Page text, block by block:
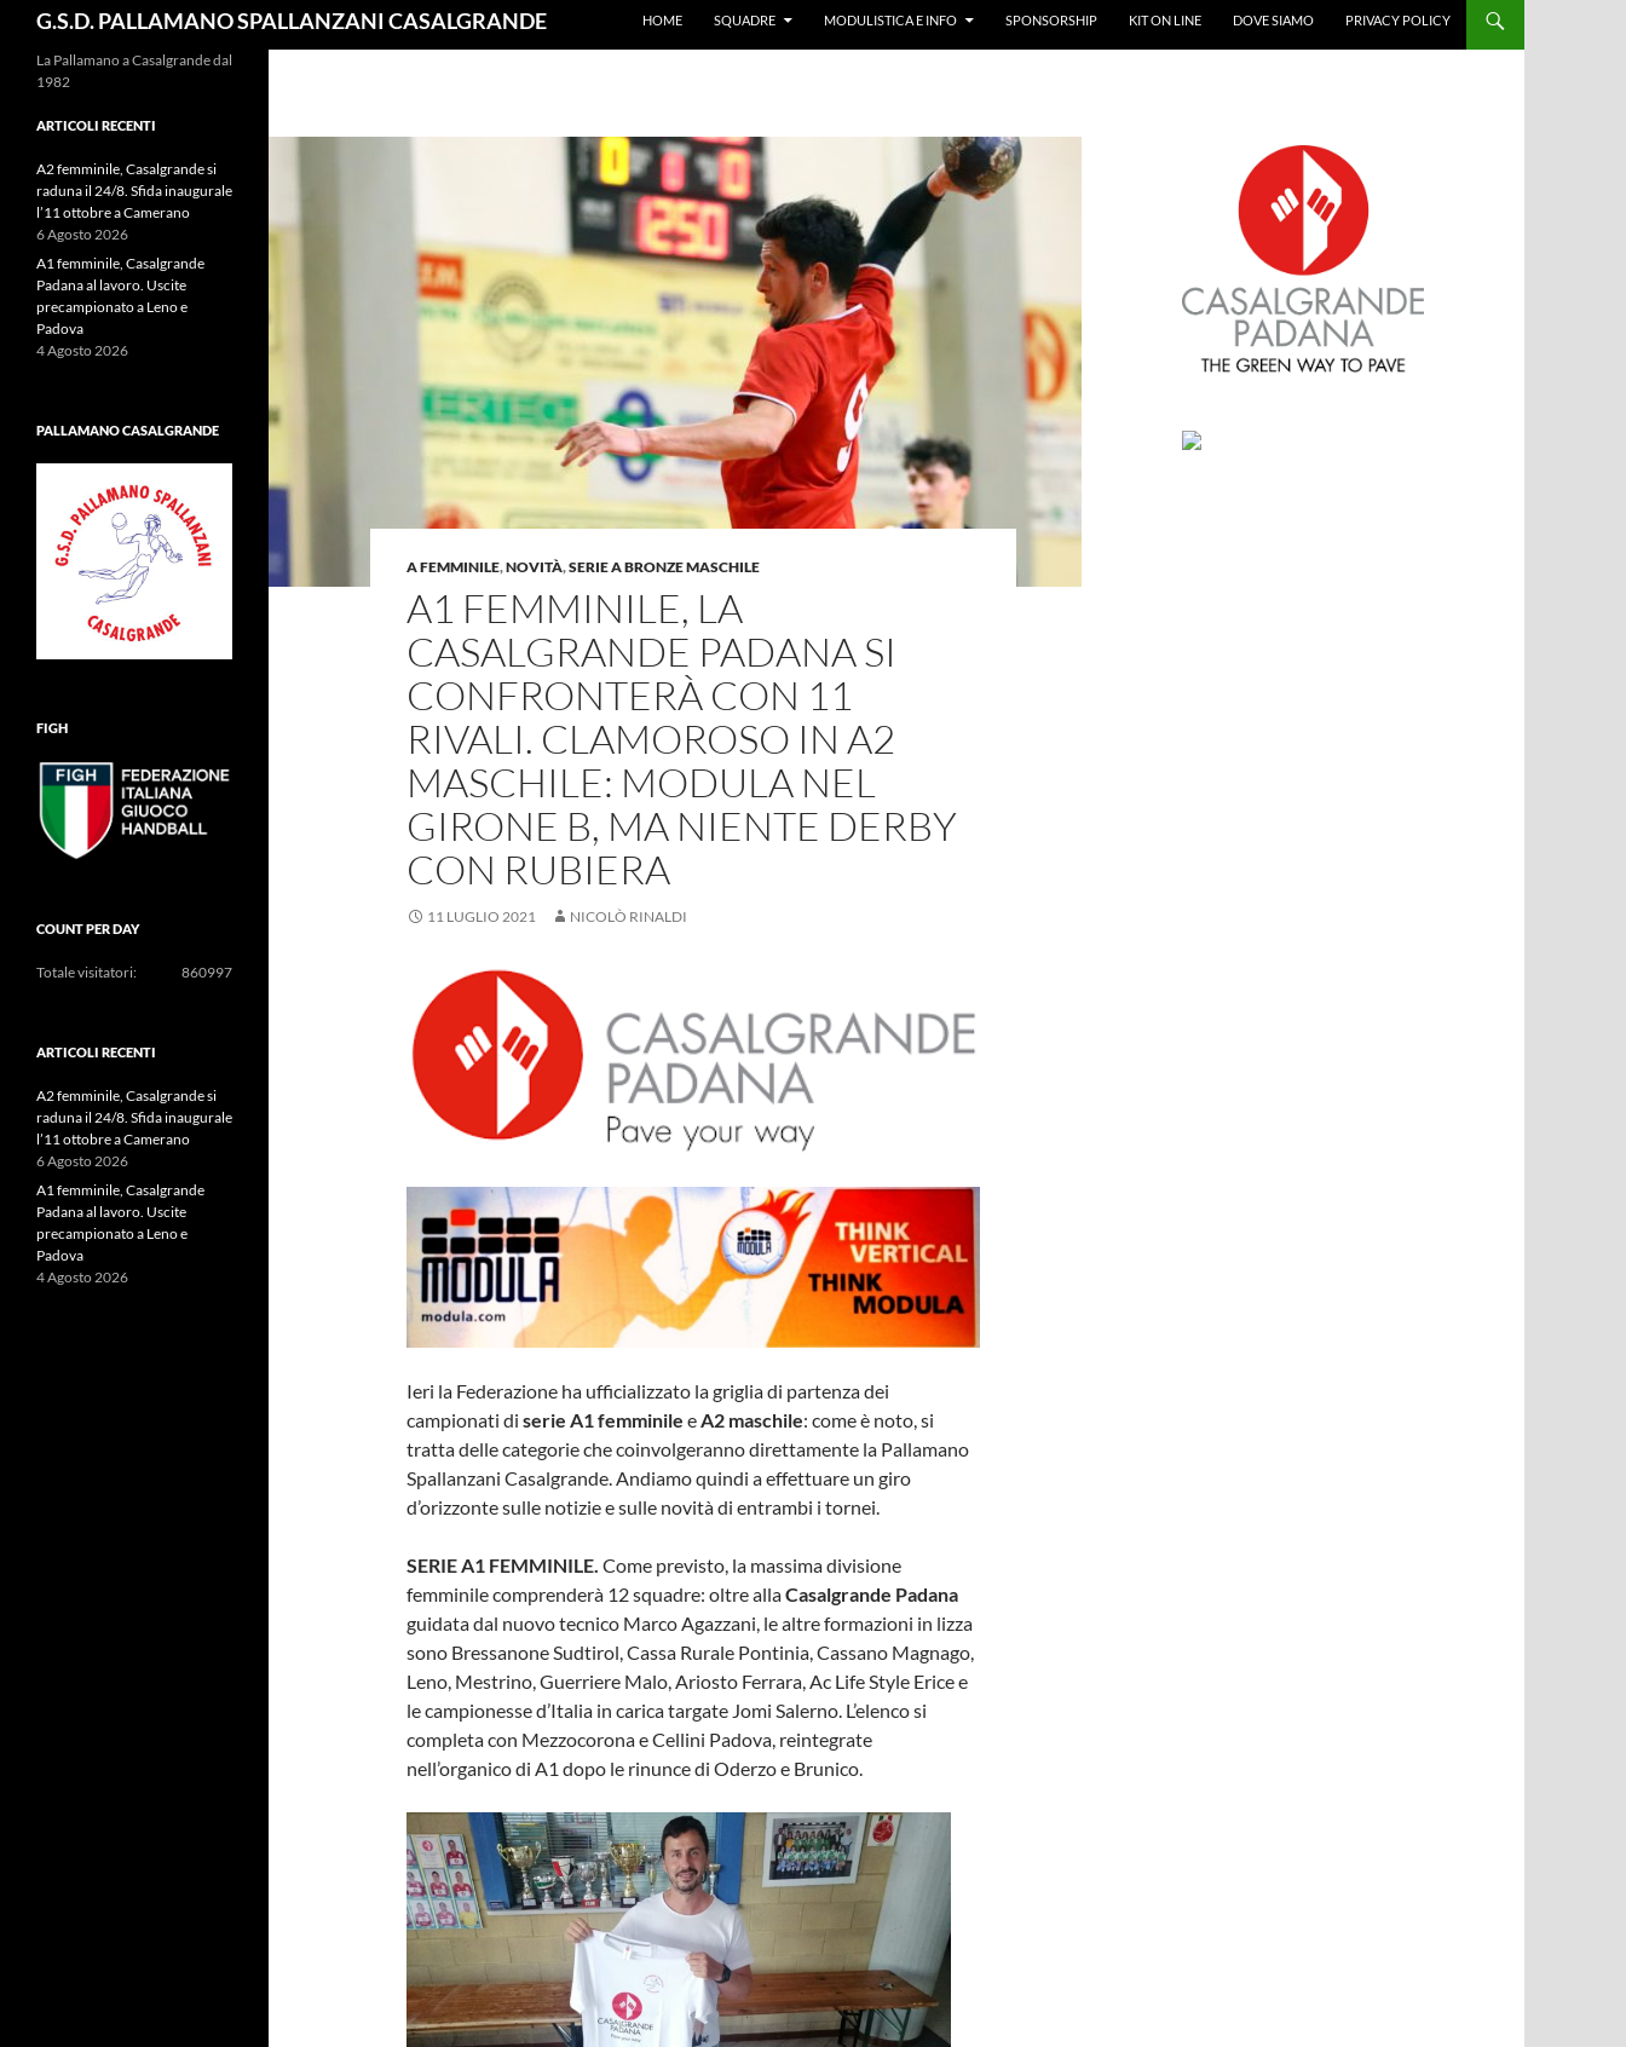
G.S.D. PALLAMANO SPALLANZANI CASALGRANDE HOME SQUADRE MODULISTICA E INFO SPONSORSHIP KIT ON LINE DOVE SIAMO PRIVACY POLICY
A FEMMINILE,NOVITÀ,SERIE A BRONZE MASCHILE
A1 FEMMINILE, LA
CASALGRANDE PADANA SI
CONFRONTERÀ CON 11
RIVALI. CLAMOROSO IN A2
MASCHILE: MODULA NEL
GIRONE B, MA NIENTE DERBY
CON RUBIERA
11 LUGLIO 2021 NICOLÒ RINALDI
Ieri la Federazione ha ufficializzato la griglia di partenza dei
campionati di serie A1 femminile eA2 maschile: come è noto, si
tratta delle categorie che coinvolgeranno direttamente la Pallamano
Spallanzani Casalgrande. Andiamo quindi a effettuare un giro
d’orizzonte sulle notizie e sulle novità di entrambi i tornei.
SERIE A1 FEMMINILE. Come previsto, la massima divisione
femminile comprenderà 12 squadre: oltre allaCasalgrande Padana
guidata dal nuovo tecnico Marco Agazzani, le altre formazioni in lizza
sono Bressanone Sudtirol, Cassa Rurale Pontinia, Cassano Magnago,
Leno, Mestrino, Guerriere Malo, Ariosto Ferrara, Ac Life Style Erice e
le campionesse d’Italia in carica targate Jomi Salerno. L’elenco si
completa con Mezzocorona e Cellini Padova, reintegrate
nell’organico di A1 dopo le rinunce di Oderzo e Brunico.
La Pallamano a Casalgrande dal
1982
ARTICOLI RECENTI
A2 femminile, Casalgrande si
raduna il 24/8. Sfida inaugurale
l’11 ottobre a Camerano
6 Agosto 2026
A1 femminile, Casalgrande
Padana al lavoro. Uscite
precampionato a Leno e
Padova
4 Agosto 2026
PALLAMANO CASALGRANDE
FIGH
COUNT PER DAY
860997
Totale visitatori:
ARTICOLI RECENTI
A2 femminile, Casalgrande si
raduna il 24/8. Sfida inaugurale
l’11 ottobre a Camerano
6 Agosto 2026
A1 femminile, Casalgrande
Padana al lavoro. Uscite
precampionato a Leno e
Padova
4 Agosto 2026